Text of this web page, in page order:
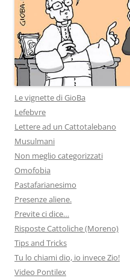
Le vignette di GioBa
Lefebvre
Lettere ad un Cattotalebano
Musulmani
Non meglio categorizzati
Omofobia
Pastafarianesimo
Presenze aliene.
Previte ci dice…
Risposte Cattoliche (Moreno)
Tips and Tricks
Tu lo chiami dio, io invece Zio!
Video Pontilex